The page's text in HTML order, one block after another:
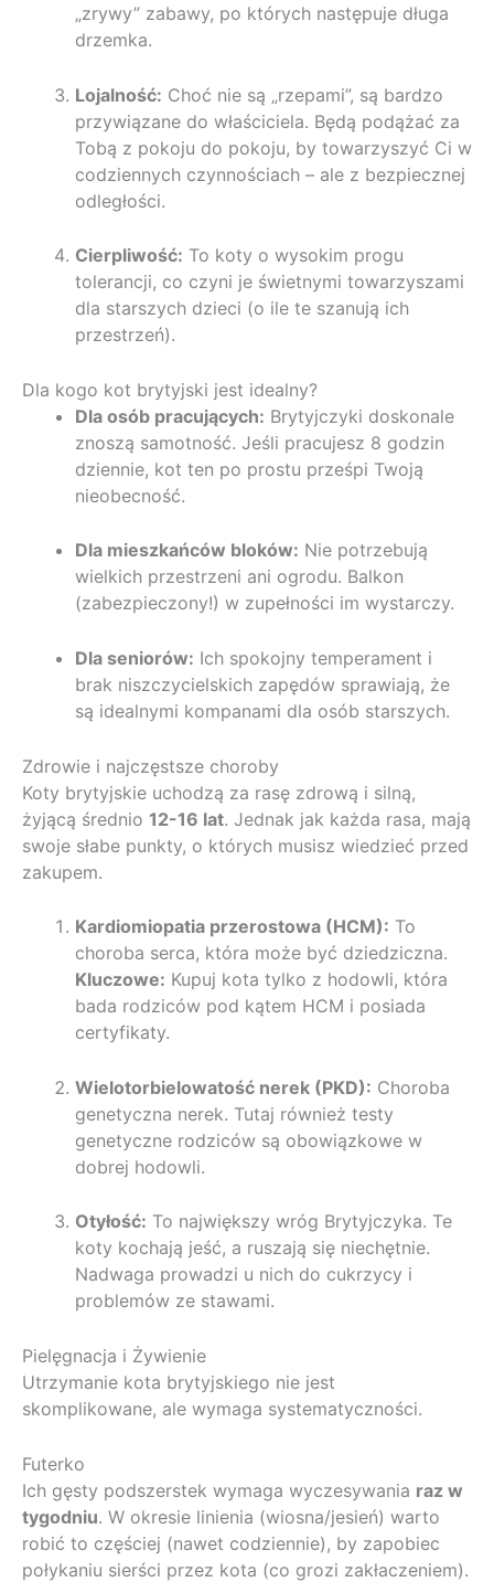
„zrywy” zabawy, po których następuje długa
drzemka.
Lojalność: Choć nie są „rzepami”, są bardzo
przywiązane do właściciela. Będą podążać za
Tobą z pokoju do pokoju, by towarzyszyć Ci w
codziennych czynnościach – ale z bezpiecznej
odległości.
Cierpliwość: To koty o wysokim progu
tolerancji, co czyni je świetnymi towarzyszami
dla starszych dzieci (o ile te szanują ich
przestrzeń).
Dla kogo kot brytyjski jest idealny?
Dla osób pracujących: Brytyjczyki doskonale
znoszą samotność. Jeśli pracujesz 8 godzin
dziennie, kot ten po prostu prześpi Twoją
nieobecność.
Dla mieszkańców bloków: Nie potrzebują
wielkich przestrzeni ani ogrodu. Balkon
(zabezpieczony!) w zupełności im wystarczy.
Dla seniorów: Ich spokojny temperament i
brak niszczycielskich zapędów sprawiają, że
są idealnymi kompanami dla osób starszych.
Zdrowie i najczęstsze choroby
Koty brytyjskie uchodzą za rasę zdrową i silną,
żyjącą średnio 12-16 lat. Jednak jak każda rasa, mają
swoje słabe punkty, o których musisz wiedzieć przed
zakupem.
Kardiomiopatia przerostowa (HCM): To
choroba serca, która może być dziedziczna.
Kluczowe: Kupuj kota tylko z hodowli, która
bada rodziców pod kątem HCM i posiada
certyfikaty.
Wielotorbielowatość nerek (PKD): Choroba
genetyczna nerek. Tutaj również testy
genetyczne rodziców są obowiązkowe w
dobrej hodowli.
Otyłość: To największy wróg Brytyjczyka. Te
koty kochają jeść, a ruszają się niechętnie.
Nadwaga prowadzi u nich do cukrzycy i
problemów ze stawami.
Pielęgnacja i Żywienie
Utrzymanie kota brytyjskiego nie jest
skomplikowane, ale wymaga systematyczności.
Futerko
Ich gęsty podszerstek wymaga wyczesywania raz w
tygodniu. W okresie linienia (wiosna/jesień) warto
robić to częściej (nawet codziennie), by zapobiec
połykaniu sierści przez kota (co grozi zakłaczeniem).